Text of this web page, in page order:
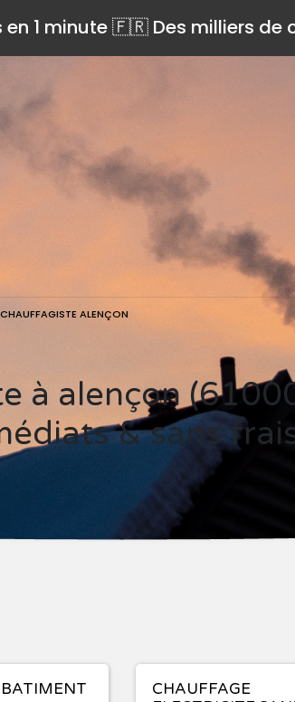
1 minute 🇫🇷 Des milliers de
CHAUFFAGISTE ALENÇON
& sans
CHAUFFAGE